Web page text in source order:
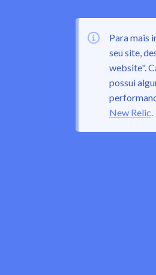
Para mais
seu site,
website".
possui
New Relic.